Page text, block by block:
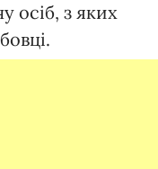
осіб, з яких